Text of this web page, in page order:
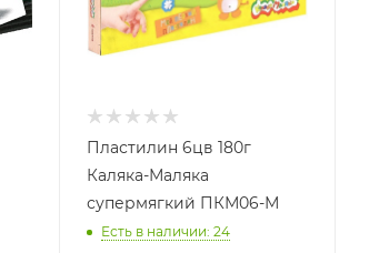
Пластилин 6цв 180г
Каляка-Маляка
супермягкий ПКМ06-М
Есть в наличии: 24